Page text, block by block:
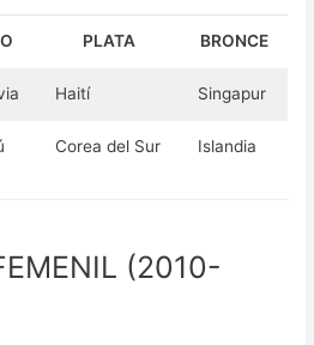
PLATA BRONCE
Haití Singapur
Corea del Sur Islandia
(2010-